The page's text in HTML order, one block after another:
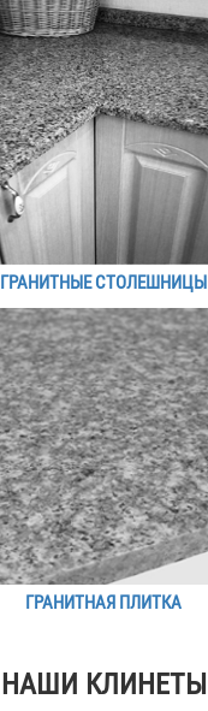
ГРАНИТНЫЕ СТОЛЕШНИЦЫ
ГРАНИТНАЯ ПЛИТКА
НАШИ КЛИНЕТЫ